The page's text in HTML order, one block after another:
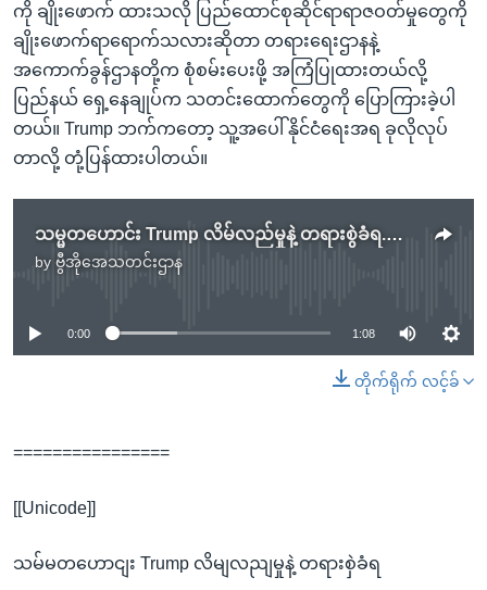
ကို ချိုးဖောက် ထားသလို ပြည်ထောင်စုဆိုင်ရာရာဇဝတ်မှုတွေကို
ချိုးဖောက်ရာရောက်သလားဆိုတာ တရားရေးဌာနနဲ့
အကောက်ခွန်ဌာနတို့က စုံစမ်းပေးဖို့ အကြံပြုထားတယ်လို့
ပြည်နယ် ရှေ့နေချုပ်က သတင်းထောက်တွေကို ပြောကြားခဲ့ပါ
တယ်။ Trump ဘက်ကတော့ သူ့အပေါ် နိုင်ငံရေးအရ ခုလိုလုပ်
တာလို့ တုံ့ပြန်ထားပါတယ်။
သမ္မတဟောင်း Trump လိမ်လည်မှုနဲ့ တရားစွဲခံရ.mp3
by ဗွီအိုအေသတင်းဌာန
No media source currently available
0:00 1:08
တိုက်ရိုက် လင့်ခ်
================
[[Unicode]]
သမ်မတဟောငျး Trump လိမျလညျမှုနဲ့ တရားစှဲခံရ